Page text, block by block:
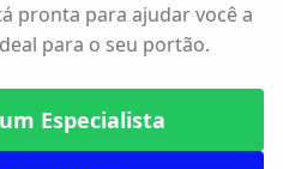
pronta para ajudar você a
para o seu portão.
Especialista